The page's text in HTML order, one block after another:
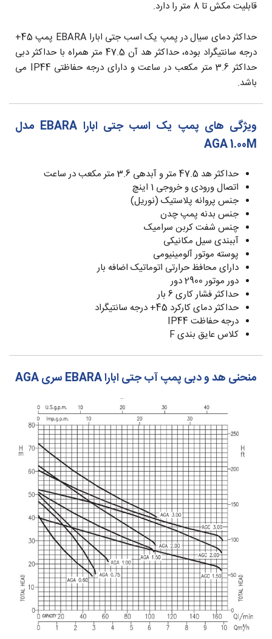
قابلیت مکش تا 8 متر را دارد.
حداکثر دمای سیال در پمپ یک اسب جتی ابارا EBARA پمپ 45+
درجه سانتیگراد بوده، حداکثر هد آن 47.5 متر همراه با حداکثر دبی
حداکثر 3.6 متر مکعب در ساعت و دارای درجه حفاظتی IP44 می
باشد.
ویژگی های پمپ یک اسب جتی ابارا EBARA مدل
AGA 1.00M
حداکثر هد 47.5 متر و آبدهی 3.6 متر مکعب در ساعت
اتصال ورودی و خروجی 1 اینچ
جنس پروانه پلاستیک (نوریل)
جنس بدنه پمپ چدن
چنس شفت کربن سرامیک
آببندی سیل مکانیکی
پوسته موتور آلومینیومی
دارای محافظ حرارتی اتوماتیک اضافه بار
دور موتور 2900 دور
حداکثر فشار کاری 6 بار
حداکثر دمای کارکرد 45+ درجه سانتیگراد
درجه حفاظت IP44
کلاس عایق بندی F
منحنی هد و دبی پمپ آب جتی ابارا EBARA سری AGA